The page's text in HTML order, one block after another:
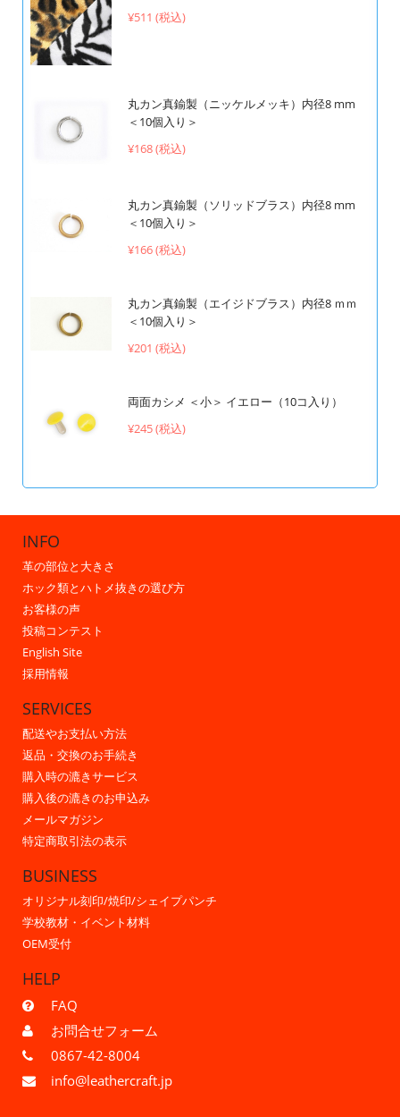
¥511 (税込)
丸カン真鍮製（ニッケルメッキ）内径8 mm
＜10個入り＞
¥168 (税込)
丸カン真鍮製（ソリッドブラス）内径8 mm
＜10個入り＞
¥166 (税込)
丸カン真鍮製（エイジドブラス）内径8 ｍｍ
＜10個入り＞
¥201 (税込)
両面カシメ ＜小＞ イエロー（10コ入り）
¥245 (税込)
INFO
革の部位と大きさ
ホック類とハトメ抜きの選び方
お客様の声
投稿コンテスト
English Site
採用情報
SERVICES
配送やお支払い方法
返品・交換のお手続き
購入時の漉きサービス
購入後の漉きのお申込み
メールマガジン
特定商取引法の表示
BUSINESS
オリジナル刻印/焼印/シェイプパンチ
学校教材・イベント材料
OEM受付
HELP
FAQ
お問合せフォーム
0867-42-8004
info@leathercraft.jp